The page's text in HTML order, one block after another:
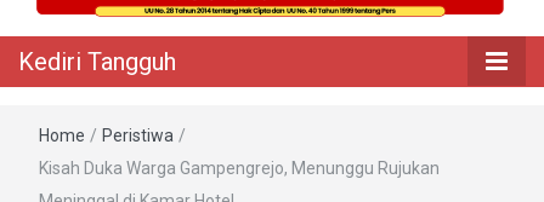
Kediri Tangguh
Home / Peristiwa /
Kisah Duka Warga Gampengrejo, Menunggu Rujukan